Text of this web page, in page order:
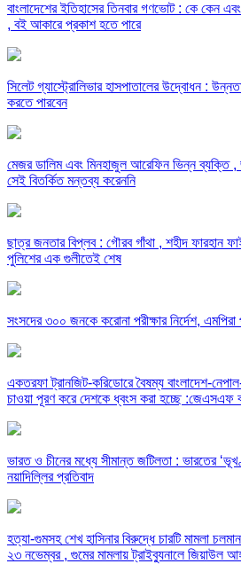
বাংলাদেশের ইতিহাসের তিনবার গণভোট : কে কেন
, বই আকারে প্রকাশ হতে পারে
সিলেট গ্যাস্ট্রোলিভার হাসপাতালের উদ্বোধন :
করতে পারবেন
মেজর ডালিম এবং মিনহাজুল আরেফিন ভিন্ন ব্যক্তি ,
সেই বিতর্কিত মন্তব্য করেননি
ছাত্র জনতার বিপ্লব : গৌরব গাঁথা , শহীদ ফারহান
পুলিশের এক গুলীতেই শেষ
সংসদের ৩০০ জনকে করোনা পরীক্ষার নির্দেশ, এমপিরা
একতরফা ট্রানজিট-করিডোরে বৈষম্য বাংলাদেশ-
চাওয়া পূরণ করে দেশকে ধ্বংস করা হচ্ছে :জেএসএফ
ভারত ও চীনের মধ্যে সীমান্ত জটিলতা : ভারতের
নয়াদিল্লির প্রতিবাদ
হত্যা-গুমসহ শেখ হাসিনার বিরুদ্ধে চারটি মামলা
২৩ নভেম্বর , গুমের মামলায় ট্রাইব্যুনালে জিয়াউল